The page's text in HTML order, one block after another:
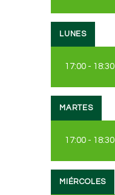
LUNES
17:00- 18:30
MARTES
17:00- 18:30
MIÉRCOLES